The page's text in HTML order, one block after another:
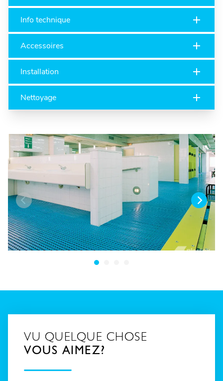
Info technique
Accessoires
Installation
Nettoyage
VU QUELQUE CHOSE
VOUS AIMEZ?